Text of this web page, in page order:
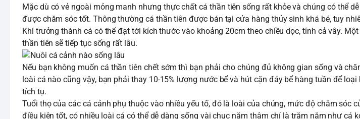
Mặc dù có vẻ ngoài mỏng manh nhưng thực chất cá thần tiên sống rất khỏe và chúng có thể
được chăm sóc tốt. Thông thường cá thần tiên được bán tại cửa hàng thủy sinh khá bé, tuy
Khi trưởng thành cá có thể đạt tới kích thước vào khoảng 20cm theo chiều dọc, tính cả vây.
thần tiên sẽ tiếp tục sống rất lâu.
Nếu bạn không muốn cá thần tiên chết sớm thì bạn phải cho chúng đủ không gian sống và
loài cá nào cũng vậy, bạn phải thay 10-15% lượng nước bể và hút cặn đáy bể hàng tuần để
tích tụ.
Tuổi thọ của các cá cảnh phụ thuộc vào nhiều yếu tố, đó là loài của chúng, mức độ chăm sóc
điều kiện tốt, có nhiều loài cá có thể dễ dàng sống vài chục năm thậm chí là trăm năm như cá